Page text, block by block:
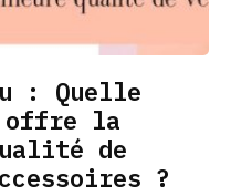
: Quelle
offre la
de
?